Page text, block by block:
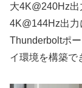
大4K@240Hz
4K@144Hz出
Thunderboltポ
イ環境を構築で